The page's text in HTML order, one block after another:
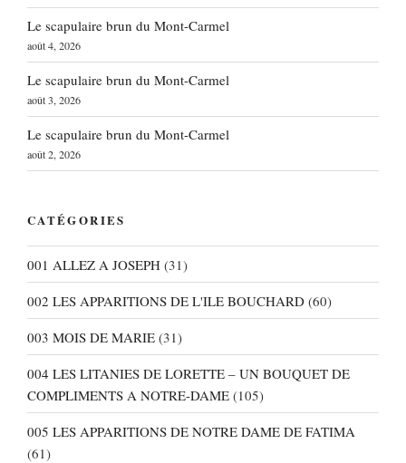
Le scapulaire brun du Mont-Carmel
août 4, 2026
Le scapulaire brun du Mont-Carmel
août 3, 2026
Le scapulaire brun du Mont-Carmel
août 2, 2026
CATÉGORIES
001 ALLEZ A JOSEPH (31)
002 LES APPARITIONS DE L'ILE BOUCHARD (60)
003 MOIS DE MARIE (31)
004 LES LITANIES DE LORETTE – UN BOUQUET DE
COMPLIMENTS A NOTRE-DAME (105)
005 LES APPARITIONS DE NOTRE DAME DE FATIMA
(61)